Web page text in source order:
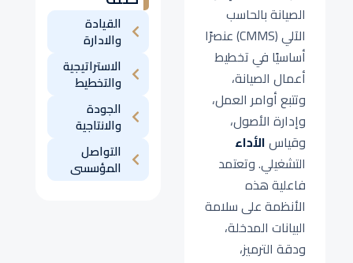
القيادة
والادارة
الاستراتيجية
والتخطيط
الجودة
والانتاجية
التواصل
المؤسسى
الصيانة بالحاسب
الآلي (CMMS) عنصرًا
أساسيًا في تخطيط
أعمال الصيانة،
وتتبع أوامر العمل،
وإدارة الأصول،
وقياسالأداء
التشغيلي. وتعتمد
فاعلية هذه
الأنظمة على سلامة
البيانات المدخلة،
ودقة الترميز،